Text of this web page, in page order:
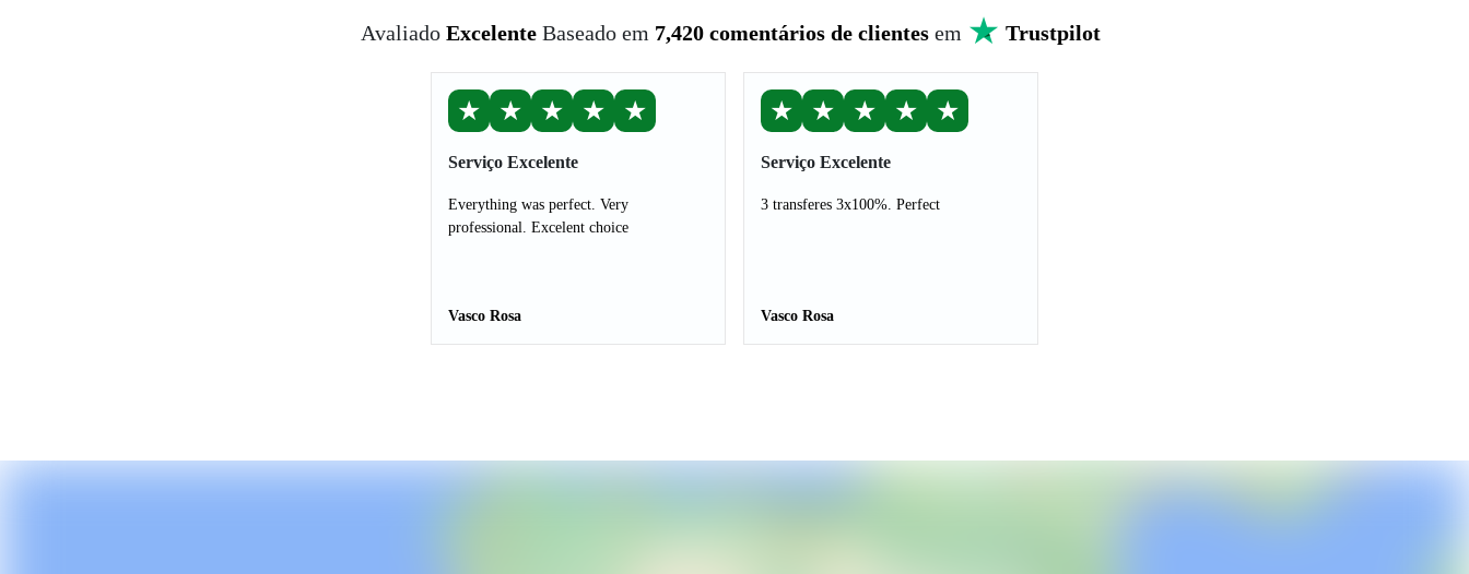
Avaliado Excelente Baseado em 7,420 comentários de clientesem Trustpilot
★ ★ ★ ★ ★
Serviço Excelente
Everything was perfect. Very
professional. Excelent choice
Vasco Rosa
★ ★ ★ ★ ★
Serviço Excelente
3 transferes 3x100%. Perfect
Vasco Rosa